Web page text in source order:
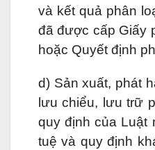
và kết quả phân
đã được cấp Giấy
hoặc Quyết định
d) Sản xuất, phát
lưu chiểu, lưu trữ
quy định của Luật
tuệ và quy định